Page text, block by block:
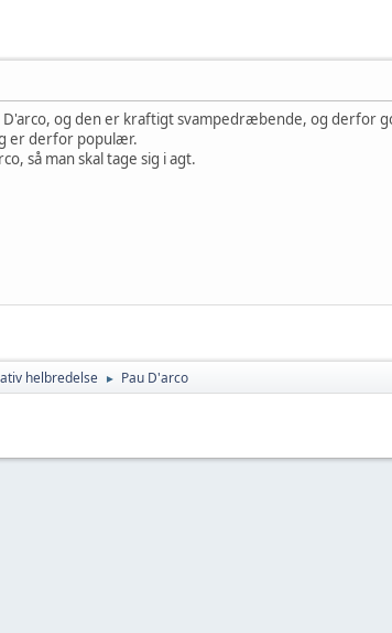
og den er kraftigt svampedræbende, og derfor
er derfor populær.
så man skal tage sig i agt.
helbredelse ► Pau D'arco